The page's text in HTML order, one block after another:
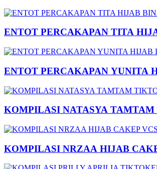
ENTOT PERCAKAPAN TITA
ENTOT PERCAKAPAN YUNITA
KOMPILASI NATASYA
KOMPILASI NRZAA HIJAB